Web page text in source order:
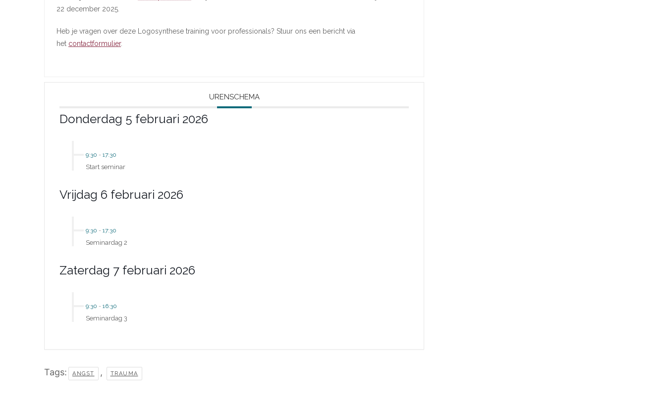
22 december 2025.
Heb je vragen over deze Logosynthese training voor professionals? Stuur ons een bericht via
het contactformulier.
URENSCHEMA
Donderdag 5 februari 2026
9:30 - 17:30
Start seminar
Vrijdag 6 februari 2026
9:30 - 17:30
Seminardag 2
Zaterdag 7 februari 2026
9:30 - 16:30
Seminardag 3
Tags: ANGST , TRAUMA